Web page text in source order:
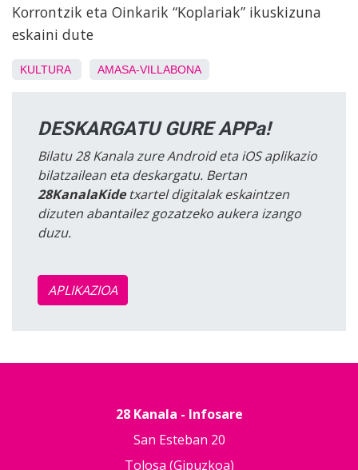
Korrontzik eta Oinkarik “Koplariak” ikuskizuna
eskaini dute
KULTURA AMASA-VILLABONA
DESKARGATU GURE APPa!
Bilatu 28 Kanala zure Android eta iOS aplikazio
bilatzailean eta deskargatu. Bertan
28KanalaKidetxartel digitalak eskaintzen
dizuten abantailez gozatzeko aukera izango
duzu.
APLIKAZIOA
28 Kanala - Infosare
San Esteban 20
Tolosa (Gipuzkoa)